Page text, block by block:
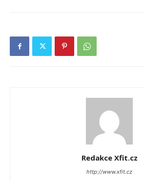
Redakce Xfit.cz
http://www.xfit.cz